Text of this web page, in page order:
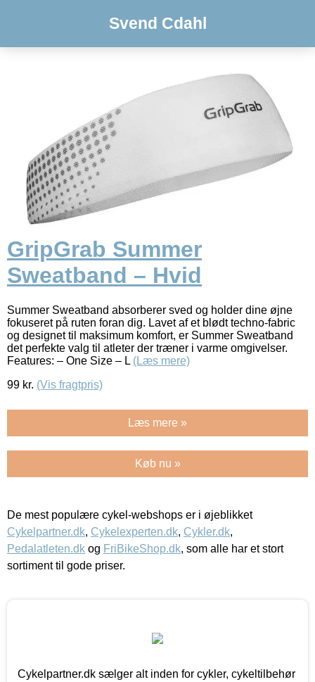
Svend Cdahl
GripGrab Summer
Sweatband – Hvid
Summer Sweatband absorberer sved og holder dine øjne
fokuseret på ruten foran dig. Lavet af et blødt techno-fabric
og designet til maksimum komfort, er Summer Sweatband
det perfekte valg til atleter der træner i varme omgivelser.
Features: – One Size – L (Læs mere)
99 kr. (Vis fragtpris)
Læs mere »
Køb nu »
De mest populære cykel-webshops er i øjeblikket
Cykelpartner.dk, Cykelexperten.dk, Cykler.dk,
Pedalatleten.dk og FriBikeShop.dk, som alle har et stort
sortiment til gode priser.
Cykelpartner.dk sælger alt inden for cykler, cykeltilbehør